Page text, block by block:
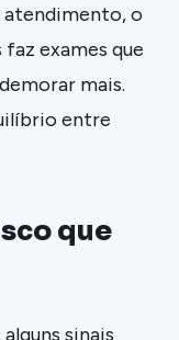
atendimento, o
exames que
mais.
entre
que
sinais